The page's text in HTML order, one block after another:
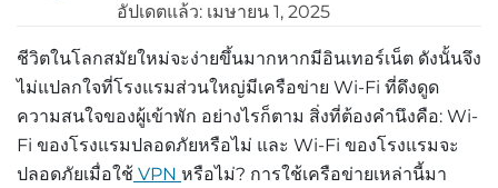
อัปเดตแล้ว: เมษายน 1, 2025
ชีวิตในโลกสมัยใหม่จะง่ายขึ้นมากหากมีอินเทอร์เน็ต ดังนั้นจึง
ไม่แปลกใจที่โรงแรมส่วนใหญ่มีเครือข่าย Wi-Fi ที่ดึงดูด
ความสนใจของผู้เข้าพัก อย่างไรก็ตาม สิ่งที่ต้องคำนึงคือ: Wi-
Fi ของโรงแรมปลอดภัยหรือไม่ และ Wi-Fi ของโรงแรมจะ
ปลอดภัยเมื่อใช้ VPN หรือไม่? การใช้เครือข่ายเหล่านี้มา